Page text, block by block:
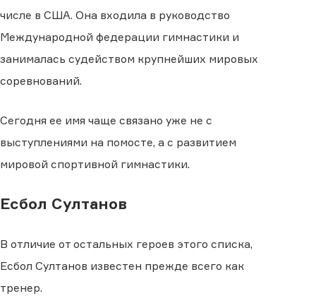
числе в США. Она входила в руководство
Международной федерации гимнастики и
занималась судейством крупнейших мировых
соревнований.
Сегодня ее имя чаще связано уже не с
выступлениями на помосте, а с развитием
мировой спортивной гимнастики.
Есбол Султанов
В отличие от остальных героев этого списка,
Есбол Султанов известен прежде всего как
тренер.